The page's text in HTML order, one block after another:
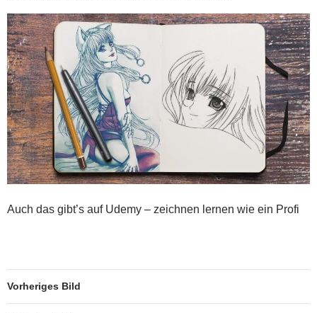
Auch das gibt’s auf Udemy – zeichnen lernen wie ein Profi
Vorheriges Bild